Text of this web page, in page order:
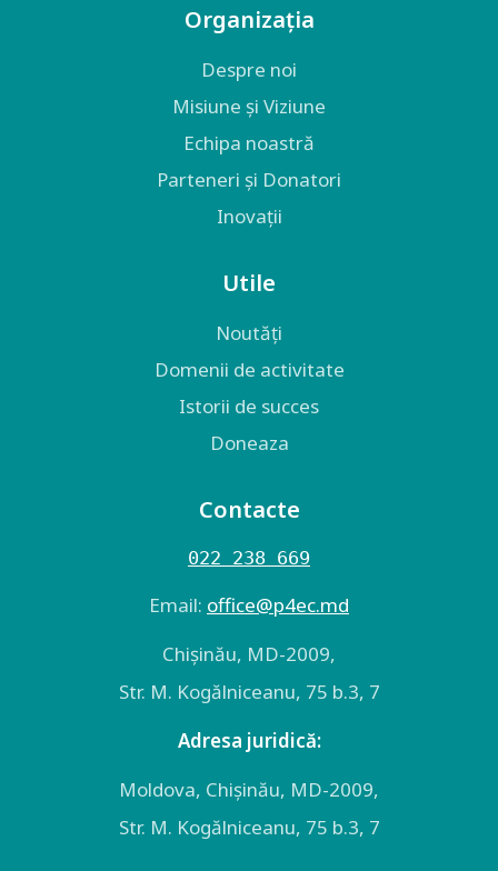
Organizația
Despre noi
Misiune și Viziune
Echipa noastră
Parteneri și Donatori
Inovații
Utile
Noutăți
Domenii de activitate
Istorii de succes
Doneaza
Contacte
022 238 669
Email: оffice@p4ec.md
Chişinău, MD-2009,
Str. M. Kogălniceanu, 75 b.3, 7
Adresa juridică:
Moldova, Chişinău, MD-2009,
Str. M. Kogălniceanu, 75 b.3, 7